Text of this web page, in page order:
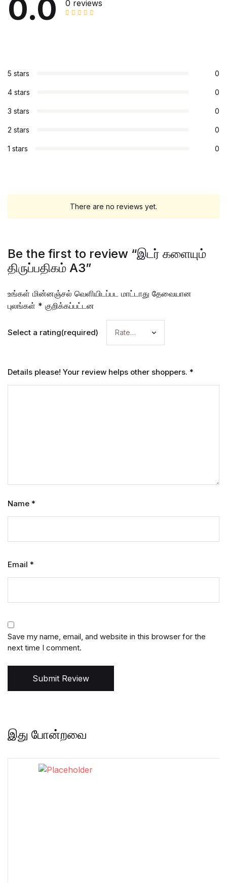
0.0 0 reviews
5 stars 0
4 stars 0
3 stars 0
2 stars 0
1 stars 0
There are no reviews yet.
Be the first to review “இடர் களையும்
திருப்பதிகம் A3”
உங்கள் மின்னஞ்சல் வெளியிடப்பட மாட்டாது தேவையான
புலங்கள் * குறிக்கப்பட்டன
Select a rating(required)
Details please! Your review helps other shoppers. *
Name *
Email *
Save my name, email, and website in this browser for the
next time I comment.
Submit Review
இது போன்றவை